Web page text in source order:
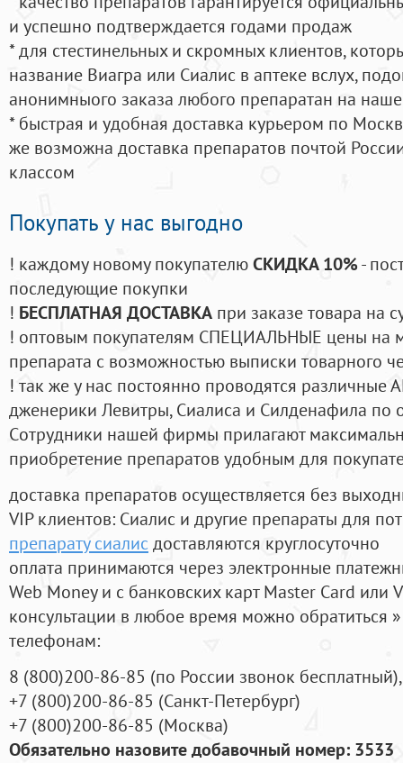
и успешно подтверждается годами продаж
* для стестинельных и скромных клиентов,
название Виагра или Сиалис в аптеке вслух,
анонимныого заказа любого препаратан на
* быстрая и удобная доставка курьером по
же возможна доставка препаратов почтой
классом
Покупать у нас выгодно
! каждому новому покупателюСКИДКА 10%-
последующие покупки
! БЕСПЛАТНАЯ ДОСТАВКА при заказе товара на
! оптовым покупателям СПЕЦИАЛЬНЫЕ цены на
препарата с возможностью выписки товарного
! так же у нас постоянно проводятся
дженерики Левитры, Сиалиса и Силденафила по
Cотрудники нашей фирмы прилагают
приобретение препаратов удобным для
доставка препаратов осуществляется без
VIP клиентов: Сиалис и другие препараты для
препарату сиалис доставляются круглосуточно
оплата принимаются через электронные
Web Money и с банковских карт Master Card или
консультации в любое время можно обратиться
телефонам:
8 (800)200-86-85 (по России звонок бесплатный),
+7 (800)200-86-85 (Санкт-Петербург)
+7 (800)200-86-85 (Москва)
Обязательно назовите добавочный номер: 3533